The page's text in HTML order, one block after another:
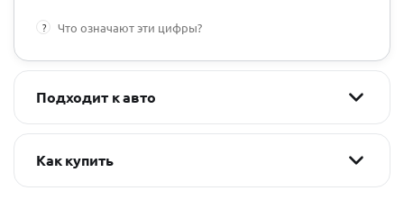
? Что означают эти цифры?
Подходит к авто
Как купить